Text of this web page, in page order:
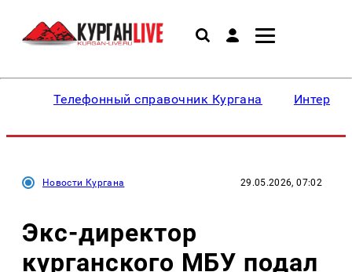
Телефонный справочник Кургана
Новости Кургана 29.05.2026, 07:02
Экс-директор
курганского МБУ подал